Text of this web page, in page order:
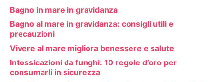
Bagno in mare in gravidanza
Bagno al mare in gravidanza: consigli utili e
precauzioni
Vivere al mare migliora benessere e salute
Intossicazioni da funghi: 10 regole d’oro per
consumarli in sicurezza